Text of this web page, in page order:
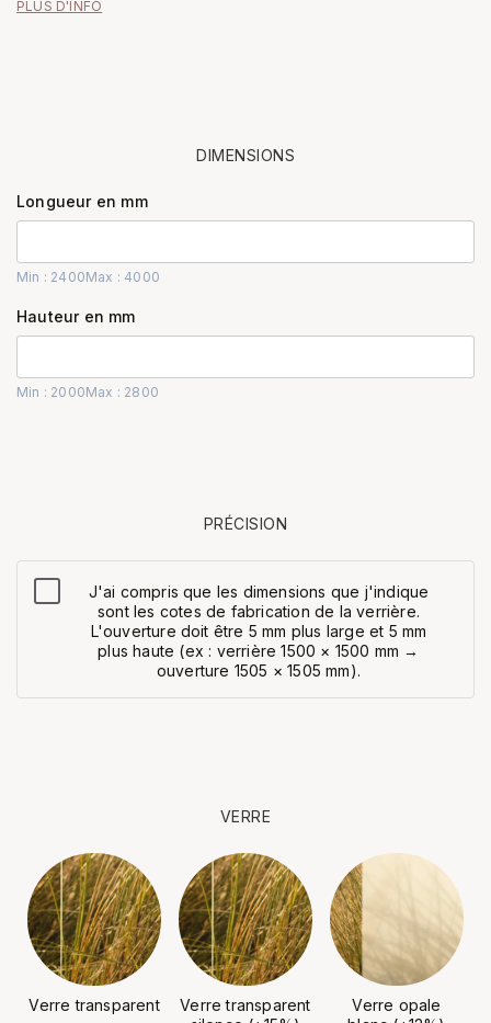
PLUS D'INFO
DIMENSIONS
Longueur en mm
Min : 2400Max : 4000
Hauteur en mm
Min : 2000Max : 2800
PRÉCISION
J'ai compris que les dimensions que j'indique
sont les cotes de fabrication de la verrière.
L'ouverture doit être 5 mm plus large et 5 mm
plus haute (ex : verrière 1500 × 1500 mm →
ouverture 1505 × 1505 mm).
VERRE
Verre transparent
Verre transparent
Verre opale